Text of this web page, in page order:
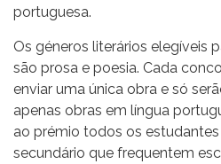
portuguesa.
Os géneros literários elegíveis
são prosa e poesia. Cada
enviar uma única obra e só
apenas obras em língua
ao prémio todos os
secundário que frequentem